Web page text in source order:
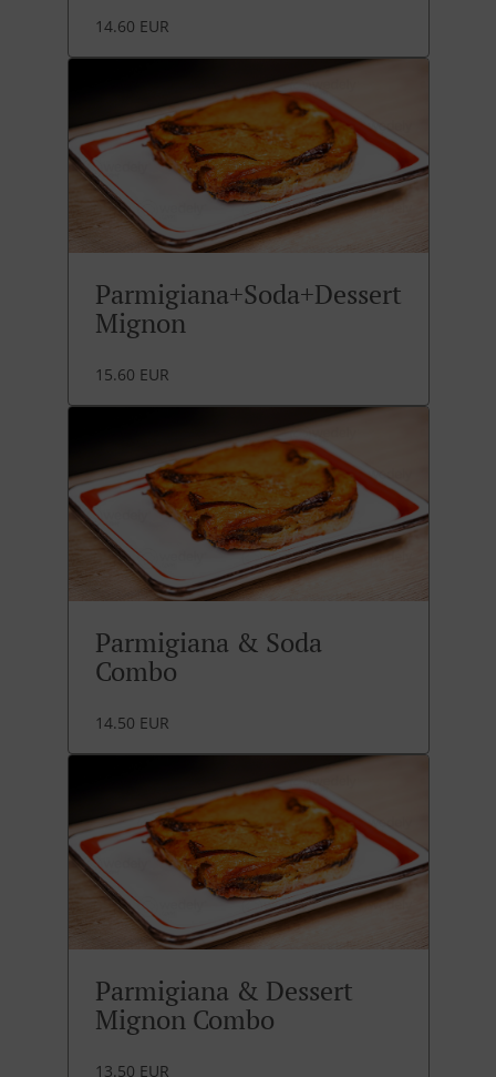
14.60 EUR
Parmigiana+Soda+Dessert
Mignon
15.60 EUR
Parmigiana & Soda
Combo
14.50 EUR
Parmigiana & Dessert
Mignon Combo
13.50 EUR